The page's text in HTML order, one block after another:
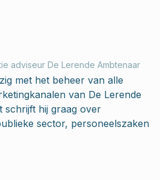
adviseur De Lerende Ambtenaar
met het beheer van alle
van De Lerende
schrijft hij graag over
sector, personeelszaken